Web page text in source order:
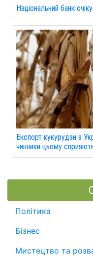
Національний банк
Експорт кукурудзи з
чинники цьому
Політика
Бізнес
Мистецтво та